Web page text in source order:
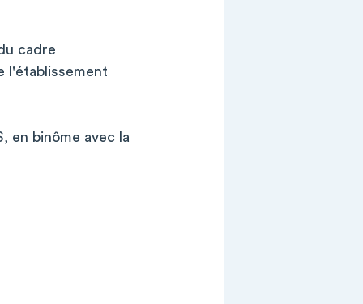
cadre
l'établissement
en binôme avec la